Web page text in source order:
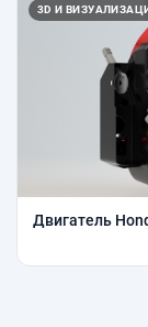
3D И
Двигатель